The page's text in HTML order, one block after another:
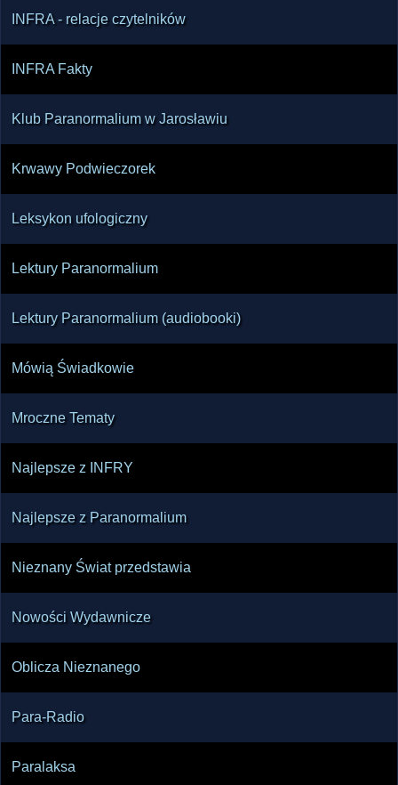
INFRA - relacje czytelników
INFRA Fakty
Klub Paranormalium w Jarosławiu
Krwawy Podwieczorek
Leksykon ufologiczny
Lektury Paranormalium
Lektury Paranormalium (audiobooki)
Mówią Świadkowie
Mroczne Tematy
Najlepsze z INFRY
Najlepsze z Paranormalium
Nieznany Świat przedstawia
Nowości Wydawnicze
Oblicza Nieznanego
Para-Radio
Paralaksa